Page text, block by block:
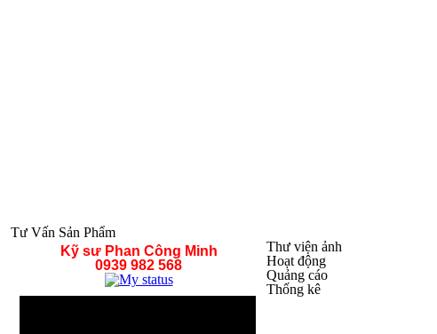
Tư Vấn Sản Phẩm
Kỹ sư Phan Công Minh
0939 982 568
Thư viện ảnh
Hoạt động
Quảng cáo
Thống kê